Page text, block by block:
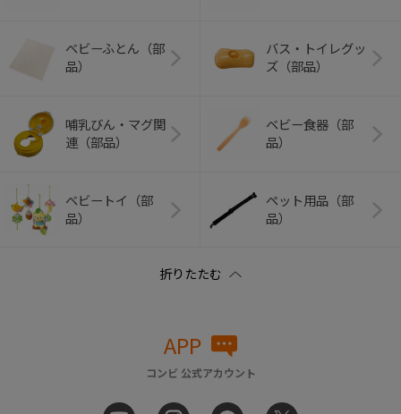
ベビーふとん（部
品）
バス・トイレグッ
ズ（部品）
哺乳びん・マグ関
連（部品）
ベビー食器（部
品）
ベビートイ（部
品）
ペット用品（部
品）
APP
コンビ 公式アカウント